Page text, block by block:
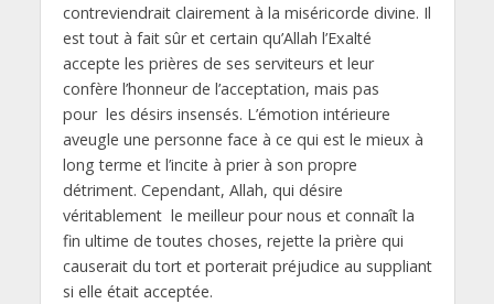
contreviendrait clairement à la miséricorde divine. Il
est tout à fait sûr et certain qu’Allah l’Exalté
accepte les prières de ses serviteurs et leur
confère l’honneur de l’acceptation, mais pas
pour les désirs insensés. L’émotion intérieure
aveugle une personne face à ce qui est le mieux à
long terme et l’incite à prier à son propre
détriment. Cependant, Allah, qui désire
véritablement le meilleur pour nous et connaît la
fin ultime de toutes choses, rejette la prière qui
causerait du tort et porterait préjudice au suppliant
si elle était acceptée.